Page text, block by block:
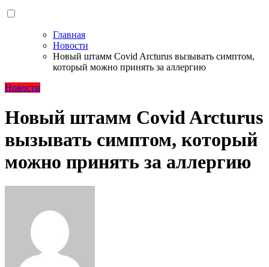
Главная
Новости
Новый штамм Covid Arcturus вызывать симптом,
который можно принять за аллергию
Новости
Новый штамм Covid Arcturus
вызывать симптом, который
можно принять за аллергию